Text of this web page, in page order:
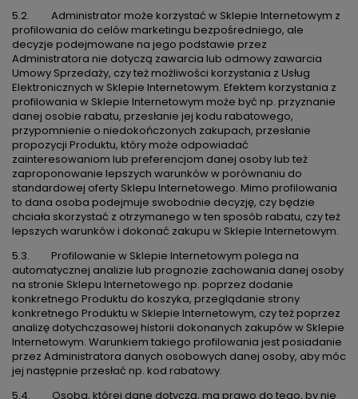
5.2. Administrator może korzystać w Sklepie Internetowym z
profilowania do celów marketingu bezpośredniego, ale
decyzje podejmowane na jego podstawie przez
Administratora nie dotyczą zawarcia lub odmowy zawarcia
Umowy Sprzedaży, czy też możliwości korzystania z Usług
Elektronicznych w Sklepie Internetowym. Efektem korzystania z
profilowania w Sklepie Internetowym może być np. przyznanie
danej osobie rabatu, przesłanie jej kodu rabatowego,
przypomnienie o niedokończonych zakupach, przesłanie
propozycji Produktu, który może odpowiadać
zainteresowaniom lub preferencjom danej osoby lub też
zaproponowanie lepszych warunków w porównaniu do
standardowej oferty Sklepu Internetowego. Mimo profilowania
to dana osoba podejmuje swobodnie decyzję, czy będzie
chciała skorzystać z otrzymanego w ten sposób rabatu, czy też
lepszych warunków i dokonać zakupu w Sklepie Internetowym.
5.3. Profilowanie w Sklepie Internetowym polega na
automatycznej analizie lub prognozie zachowania danej osoby
na stronie Sklepu Internetowego np. poprzez dodanie
konkretnego Produktu do koszyka, przeglądanie strony
konkretnego Produktu w Sklepie Internetowym, czy też poprzez
analizę dotychczasowej historii dokonanych zakupów w Sklepie
Internetowym. Warunkiem takiego profilowania jest posiadanie
przez Administratora danych osobowych danej osoby, aby móc
jej następnie przesłać np. kod rabatowy.
5.4. Osoba, której dane dotyczą, ma prawo do tego, by nie